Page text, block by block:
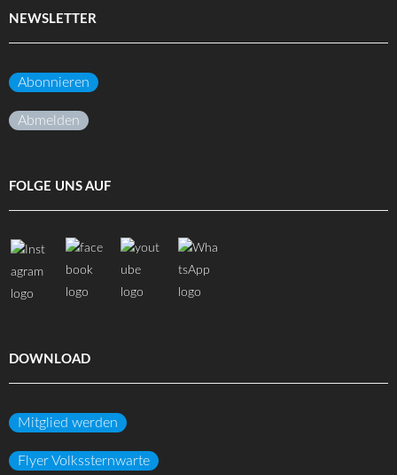
NEWSLETTER
Abonnieren
Abmelden
FOLGE UNS AUF
DOWNLOAD
Mitglied werden
Flyer Volkssternwarte